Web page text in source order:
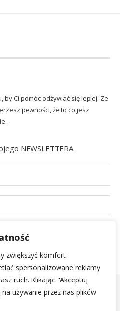
zwiększyć komfort
spersonalizowane reklamy
ruch. Klikając "Akceptuj
używanie przez nas plików
by Ci pomóc odżywiać się lepiej. Ze
pewności, że to co jesz
NEWSLETTERA